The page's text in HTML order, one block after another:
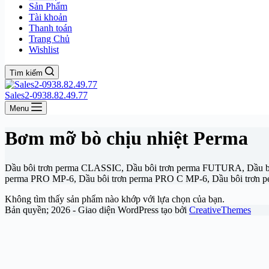
Sản Phẩm
Tài khoản
Thanh toán
Trang Chủ
Wishlist
Tìm kiếm
Sales2-0938.82.49.77
Menu
Bơm mỡ bò chịu nhiệt Perma
Dầu bôi trơn perma CLASSIC, Dầu bôi trơn perma FUTURA,
perma PRO MP-6, Dầu bôi trơn perma PRO C MP-6, Dầu bôi
Không tìm thấy sản phẩm nào khớp với lựa chọn của bạn.
Bản quyền; 2026 - Giao diện WordPress tạo bởi CreativeThemes